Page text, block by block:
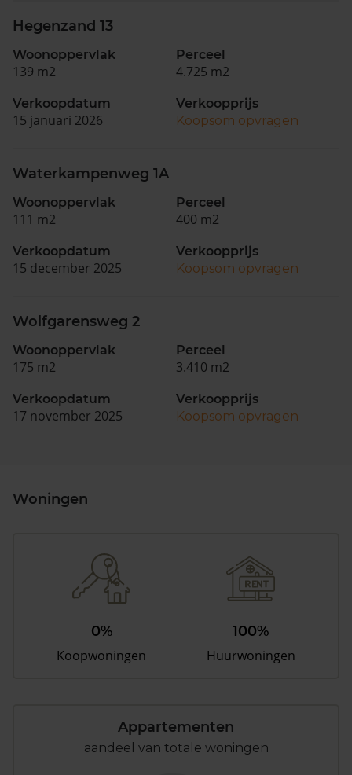
Hegenzand 13
Woonoppervlak
139 m2
Perceel
4.725 m2
Verkoopdatum
15 januari 2026
Verkoopprijs
Koopsom opvragen
Waterkampenweg 1A
Woonoppervlak
111 m2
Perceel
400 m2
Verkoopdatum
15 december 2025
Verkoopprijs
Koopsom opvragen
Wolfgarensweg 2
Woonoppervlak
175 m2
Perceel
3.410 m2
Verkoopdatum
17 november 2025
Verkoopprijs
Koopsom opvragen
Woningen
0%
Koopwoningen
100%
Huurwoningen
Appartementen
aandeel van totale woningen